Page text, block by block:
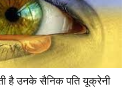
है उनके सैनिक पति यूक्रेनी